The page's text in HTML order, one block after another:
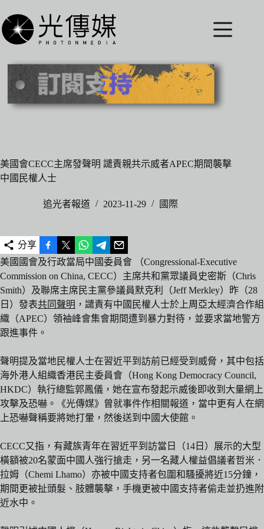
至
主
內
美國會CECC主席發聲明 譴責親共示威者APEC期間襲擊
中國民權人士
追光者報道 2023-11-29 國際
分享
美國國會及行政當局中國委員會 （Congressional-Executive
Commission on China, CECC）主席共和黨眾議員史密斯（Chris
Smith）及聯席主席民主黨參議員默克利（Jeff Merkley）昨（28
日）發表共同聲明 ，譴責有中國民權人士於上周亞太經濟合作組
織（APEC）領袖峰會集會期間遭到暴力對待，並要求當地警方
跟進事件。
聲明提及當地民權人士在習近平到訪前已經受到威脅，其中包括
海外港人組織香港民主委員會（Hong Kong Democracy Council,
HKDC）執行總監郭鳳儀，她在宣布發起示威後即收到大量網上
攻擊及恐嚇。《光傳媒》曾就事件作相關報道，當中更有人在網
上恐嚇聲稱要將她打暈，然後送到中國大使館。
CECC又指，有藏族青年在習近平到訪當日（14日）展示的大型
橫額被20名蒙面中國人強行搶走，另一名藏人權益倡議者哲米．
拉姆（Chemi Lhamo）亦被中國支持者包圍和騷擾將近15分鐘，
期間更被扯頭髮、肢體襲擊，手機更被中國支持者偷走並扔進附
近水中。